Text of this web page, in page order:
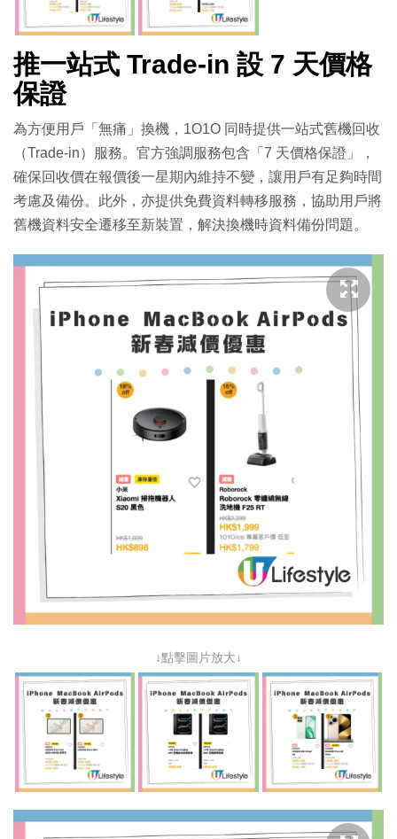
推一站式 Trade-in 設 7 天價格
保證
為方便用戶「無痛」換機，1O1O 同時提供一站式舊機回收
（Trade-in）服務。官方強調服務包含「7 天價格保證」，
確保回收價在報價後一星期內維持不變，讓用戶有足夠時間
考慮及備份。此外，亦提供免費資料轉移服務，協助用戶將
舊機資料安全遷移至新裝置，解決換機時資料備份問題。
↓點擊圖片放大↓